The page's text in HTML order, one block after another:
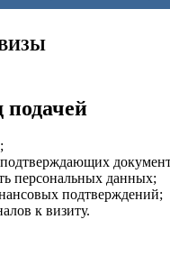
подачей
персональных данных;
подтверждений;
к визиту.